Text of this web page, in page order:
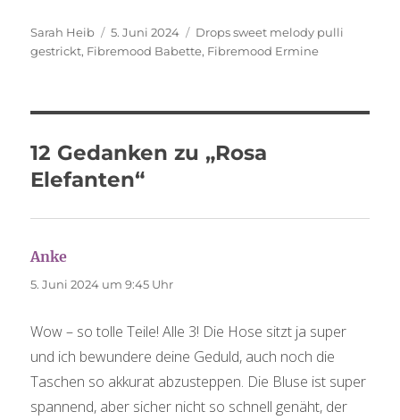
Autor
Sarah Heib
Veröffentlicht
am
5. Juni 2024 Schlagwörter
Drops sweet melody pulli
gestrickt, Fibremood Babette, Fibremood Ermine
12 Gedanken zu „Rosa
Elefanten“
Anke
5. Juni 2024 um 9:45 Uhr
Wow – so tolle Teile! Alle 3! Die Hose sitzt ja super
und ich bewundere deine Geduld, auch noch die
Taschen so akkurat abzusteppen. Die Bluse ist super
spannend, aber sicher nicht so schnell genäht, der